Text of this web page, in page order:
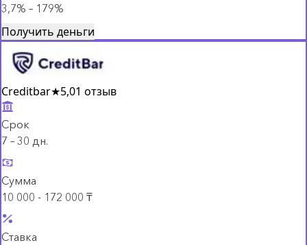
3,7% – 179%
Получить деньги
Creditbar★5,01 отзыв
Срок
7 – 30 дн.
Сумма
10 000 - 172 000 ₸
Ставка